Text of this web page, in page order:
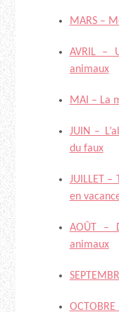
MARS –
AVRIL –
animaux
MAI – La
JUIN –
du faux
JUILLET
en
AOÛT –
animaux